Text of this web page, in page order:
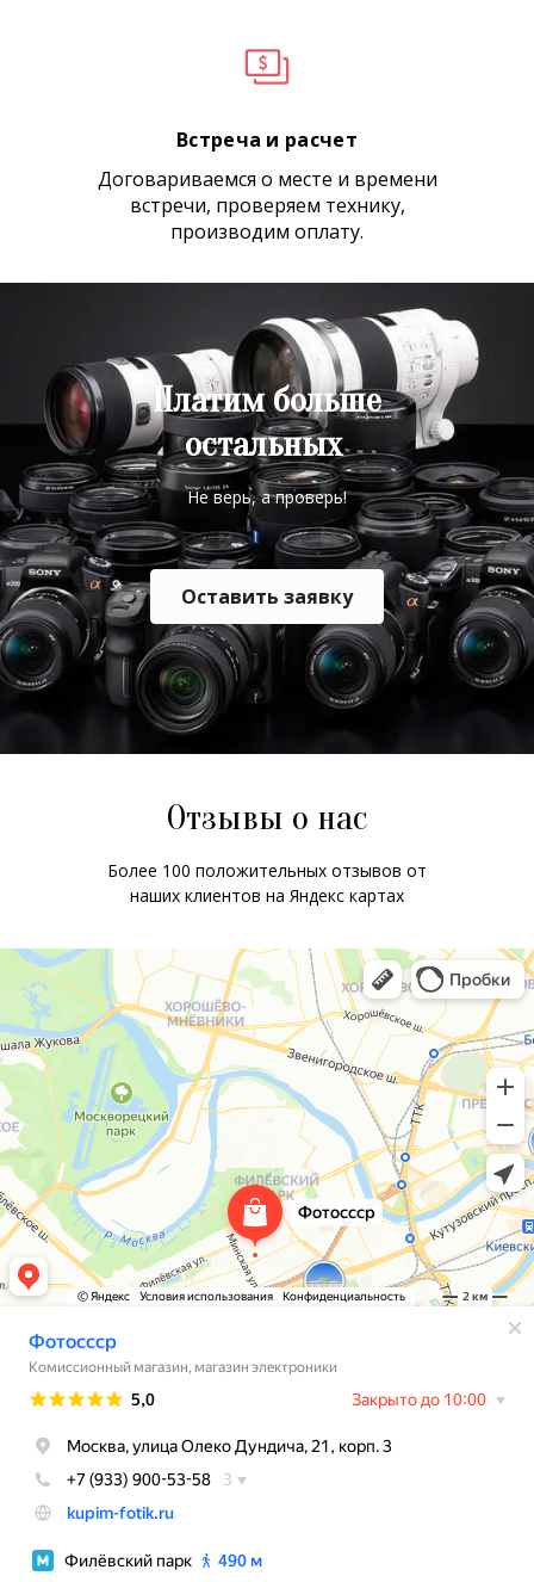
Встреча и расчет
Договариваемся о месте и времени
встречи, проверяем технику,
производим оплату.
Платим больше
остальных
Не верь, а проверь!
Оставить заявку
Отзывы о нас
Более 100 положительных отзывов от
наших клиентов на Яндекс картах
online
Мессенджеры
Свяжитесь с нами через любой удобный
мессенджер!
WhatsApp Telegram